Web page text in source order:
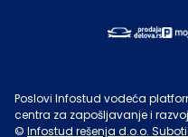
Poslovi Infostud vodeća
centra za zapošljavanje i
© Infostud rešenja d.o.o.